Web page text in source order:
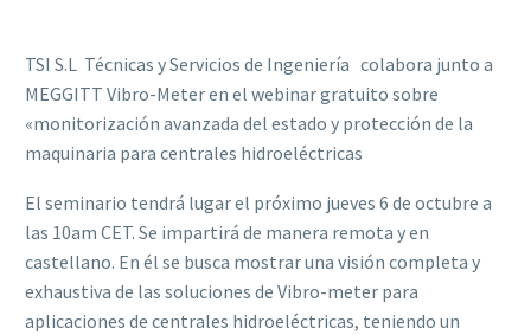
TSI S.L  Técnicas y Servicios de Ingeniería  colabora junto a
MEGGITT Vibro-Meter en el webinar gratuito sobre
«monitorización avanzada del estado y protección de la
maquinaria para centrales hidroeléctricas
El seminario tendrá lugar el próximo jueves 6 de octubre a
las 10am CET. Se impartirá de manera remota y en
castellano. En él se busca mostrar una visión completa y
exhaustiva de las soluciones de Vibro-meter para
aplicaciones de centrales hidroeléctricas, teniendo un